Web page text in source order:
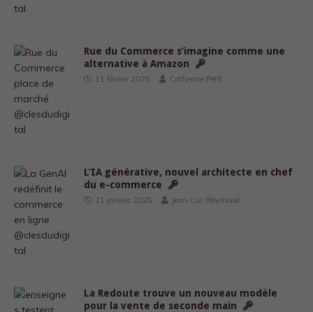
Rue du Commerce s’imagine comme une
alternative à Amazon
11 février 2025 Catherine Petit
L’IA générative, nouvel architecte en chef
du e-commerce
21 janvier 2025 Jean-Luc Raymond
La Redoute trouve un nouveau modèle
pour la vente de seconde main